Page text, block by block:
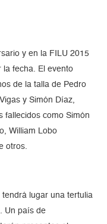
y en la FILU 2015
la fecha. El evento
de la talla de Pedro
y Simón Díaz,
fallecidos como Simón
William Lobo
otros.
lugar una tertulia
Un país de